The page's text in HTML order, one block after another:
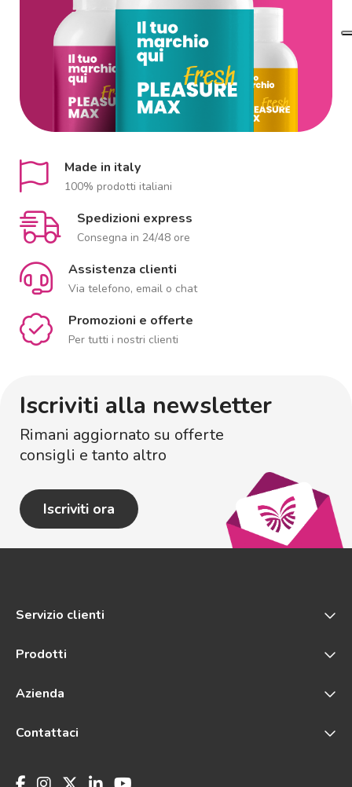
Made in italy
100% prodotti italiani
Spedizioni express
Consegna in 24/48 ore
Assistenza clienti
Via telefono, email o chat
Promozioni e offerte
Per tutti i nostri clienti
Iscriviti alla newsletter
Rimani aggiornato su offerte
consigli e tanto altro
Iscriviti ora
Servizio clienti
Prodotti
Azienda
Contattaci